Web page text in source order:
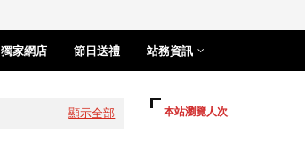
獨家網店 節日送禮 站務資訊
顯示全部 本站瀏覽人次